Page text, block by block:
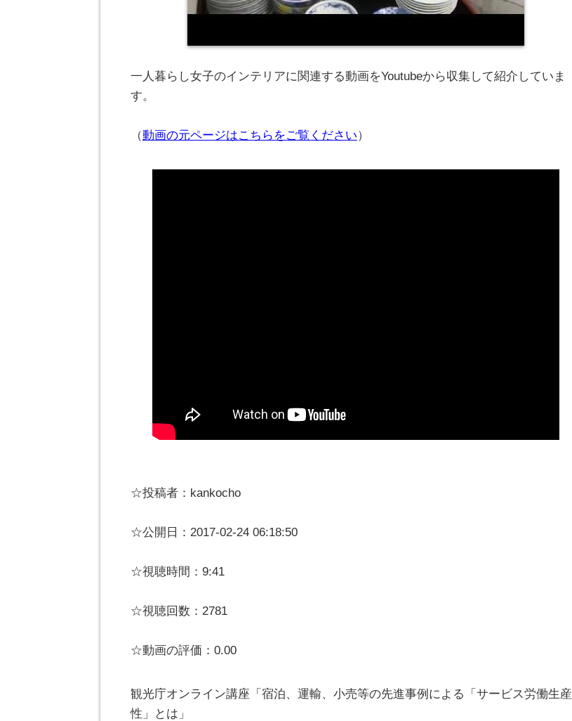
一人暮らし女子のインテリアに関連する動画をYoutubeから収集して紹介していま
す。
（動画の元ページはこちらをご覧ください）
☆投稿者：kankocho
☆公開日：2017-02-24 06:18:50
☆視聴時間：9:41
☆視聴回数：2781
☆動画の評価：0.00
観光庁オンライン講座「宿泊、運輸、小売等の先進事例による「サービス労働生産
性」とは」